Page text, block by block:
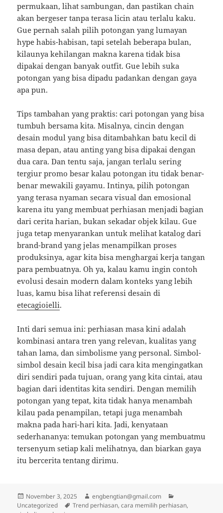
permukaan, lihat sambungan, dan pastikan chain
akan bergeser tanpa terasa licin atau terlalu kaku.
Gue pernah salah pilih potongan yang lumayan
hype habis-habisan, tapi setelah beberapa bulan,
kilaunya kehilangan makna karena tidak bisa
dipakai dengan banyak outfit. Gue lebih suka
potongan yang bisa dipadu padankan dengan gaya
apa pun.
Tips tambahan yang praktis: cari potongan yang bisa
tumbuh bersama kita. Misalnya, cincin dengan
desain modul yang bisa ditambahkan batu kecil di
masa depan, atau anting yang bisa dipakai dengan
dua cara. Dan tentu saja, jangan terlalu sering
tergiur promo besar kalau potongan itu tidak benar-
benar mewakili gayamu. Intinya, pilih potongan
yang terasa nyaman secara visual dan emosional
karena itu yang membuat perhiasan menjadi bagian
dari cerita harian, bukan sekadar objek kilau. Gue
juga tetap menyarankan untuk melihat katalog dari
brand-brand yang jelas menampilkan proses
produksinya, agar kita bisa menghargai kerja tangan
para pembuatnya. Oh ya, kalau kamu ingin contoh
evolusi desain modern dalam konteks yang lebih
luas, kamu bisa lihat referensi desain di
etecagioielli.
Inti dari semua ini: perhiasan masa kini adalah
kombinasi antara tren yang relevan, kualitas yang
tahan lama, dan simbolisme yang personal. Simbol-
simbol desain kecil bisa jadi cara kita mengingatkan
diri sendiri pada tujuan, orang yang kita cintai, atau
bagian dari identitas kita sendiri. Dengan memilih
potongan yang tepat, kita tidak hanya menambah
kilau pada penampilan, tetapi juga menambah
makna pada hari-hari kita. Jadi, kenyataan
sederhananya: temukan potongan yang membuatmu
tersenyum setiap kali melihatnya, dan biarkan gaya
itu bercerita tentang dirimu.
Posted
on
November 3, 2025 Author
engbengtian@gmail.com
Uncategorized
Tags
Trend perhiasan, cara memilih perhiasan,